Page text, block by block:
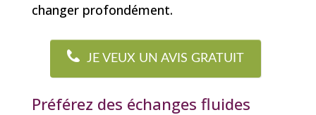
changer profondément.
JE VEUX UN AVIS GRATUIT
Préférez des échanges fluides